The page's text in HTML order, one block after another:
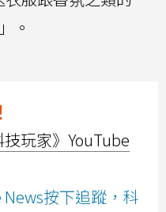
。
玩家》YouTube
按下追蹤，科